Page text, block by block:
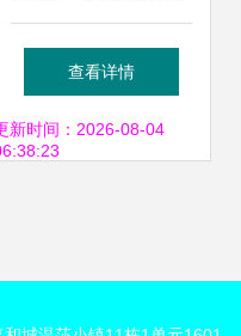
市场全景 求购、回
收、供应与图片信
查看详情
新时间：2026-08-04